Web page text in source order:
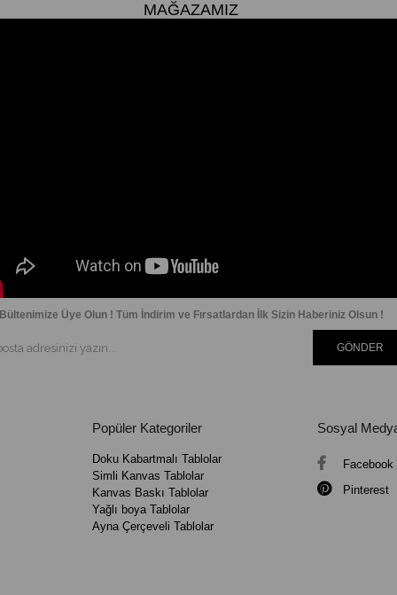
MAĞAZAMIZ
Bültenimize Üye Olun ! Tüm İndirim ve Fırsatlardan İlk Sizin Haberiniz Olsun !
GÖNDER
Popüler Kategoriler
Doku Kabartmalı Tablolar
Simli Kanvas Tablolar
Kanvas Baskı Tablolar
Yağlı boya Tablolar
Ayna Çerçeveli Tablolar
Sosyal
Facebook
Pinterest